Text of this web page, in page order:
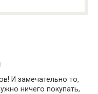
И замечательно то,
ничего покупать,